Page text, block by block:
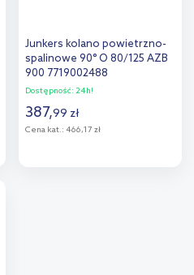
Junkers kolano powietrzno-
spalinowe 90° O 80/125 AZB
900 7719002488
Dostępność: 24h!
387,99 zł
Cena kat.: 466,17 zł